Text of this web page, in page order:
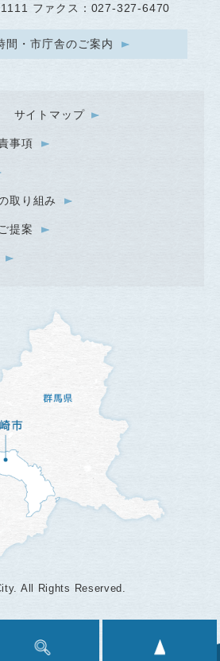
ファクス：027-327-6470
間・市庁舎のご案内
サイトマップ
事項
取り組み
提案
All Rights Reserved.